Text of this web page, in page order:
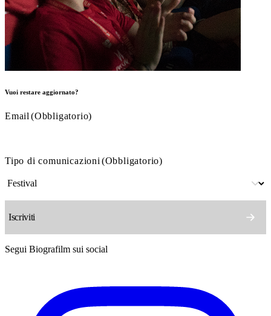
Vuoi restare aggiornato?
Email (Obbligatorio)
Tipo di comunicazioni (Obbligatorio)
Segui Biografilm sui social